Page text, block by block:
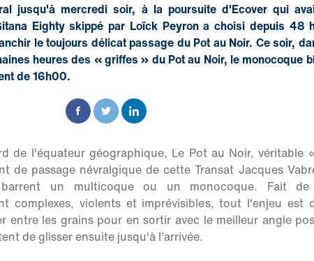
jusqu'à mercredi soir, à la poursuite d'Ecover qui
Eighty skippé par Loïck Peyron a choisi depuis 48
le toujours délicat passage du Pot au Noir. Ce soir,
heures des « griffes » du Pot au Noir, le monocoque
de 16h00.
de l'équateur géographique, Le Pot au Noir, véritable
de passage névralgique de cette Transat Jacques
un multicoque ou un monocoque. Fait de
complexes, violents et imprévisibles, tout l'enjeu est
entre les grains pour en sortir avec le meilleur angle
de glisser ensuite jusqu'à l'arrivée.